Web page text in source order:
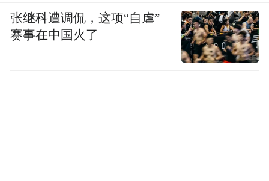
张继科遭调侃，这项“自虐”
赛事在中国火了